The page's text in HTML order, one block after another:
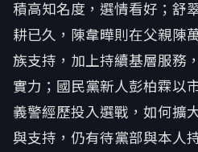
積高知名度，選情看好；舒
耕已久，陳韋曄則在父親陳
族支持，加上持續基層服務
實力；國民黨新人彭柏霖以
義警經歷投入選戰，如何擴
與支持，仍有待黨部與本人